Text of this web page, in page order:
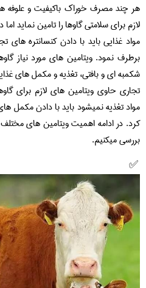
هر چند مصرف خوراک باکیفیت و علوفه
لازم برای سلامتی گاوها را تامین
مواد غذایی باید با دادن کنسانتره های
برطرف نمود. ویتامین های مورد نیاز
شکمبه ای و بافتی، تغذیه و مکمل های
تجاری حاوی ویتامین های لازم برای
مواد تغذیه نمیشود باید با دادن مکمل
کرد. در ادامه اهمیت ویتامین های
بررسی میکنیم.